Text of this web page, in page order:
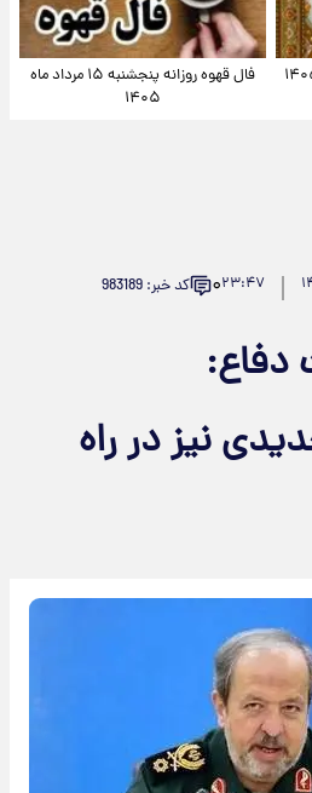
فال قهوه روزانه پنجشنبه ۱۵ مرداد ماه
۱۴۰۵
۲۳:۴۷۰ کد خبر: 983189
دفاع:
نیز در راه